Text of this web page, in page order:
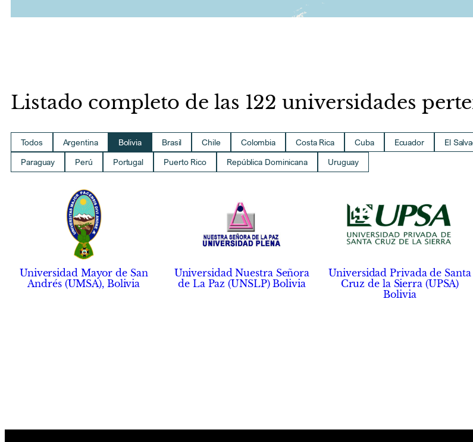
Listado completo de las 122 universidades
Todos Argentina Bolivia Brasil Chile Colombia Costa Rica Cuba Ecuador El
Paraguay
Perú Portugal Puerto Rico República Dominicana Uruguay
Universidad Mayor de San
Andrés (UMSA), Bolivia
Universidad Nuestra Señora
de La Paz (UNSLP) Bolivia
Universidad Privada de Santa
Cruz de la Sierra (UPSA)
Bolivia